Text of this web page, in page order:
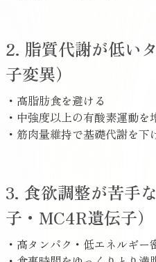
2. 脂質代謝が低い
子変異）
・高脂肪食を避ける
・中強度以上の有酸素運動を
・筋肉量維持で基礎代謝を下
3. 食欲調整が苦手
子・MC4R遺伝子）
・高タンパク・低エネルギ